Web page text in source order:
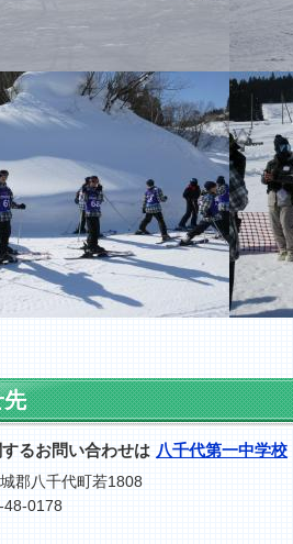
先
るお問い合わせは 八千代第一中学校
郡八千代町若1808
48-0178